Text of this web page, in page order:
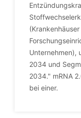
Unternehmen),
2034 und
2034." mRNA
bei einer.